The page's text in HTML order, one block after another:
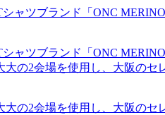
ャツブランド「ONC
ャツブランド「ONC
大の2会場を使用し、大阪の
大の2会場を使用し、大阪の